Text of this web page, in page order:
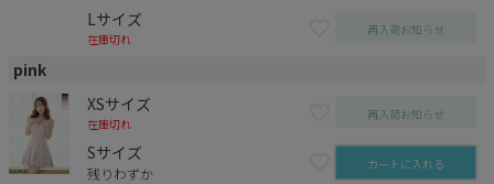
Lサイズ
在庫切れ
再入荷お知らせ
pink
XSサイズ
在庫切れ
再入荷お知らせ
Sサイズ
残りわずか カートに入れる